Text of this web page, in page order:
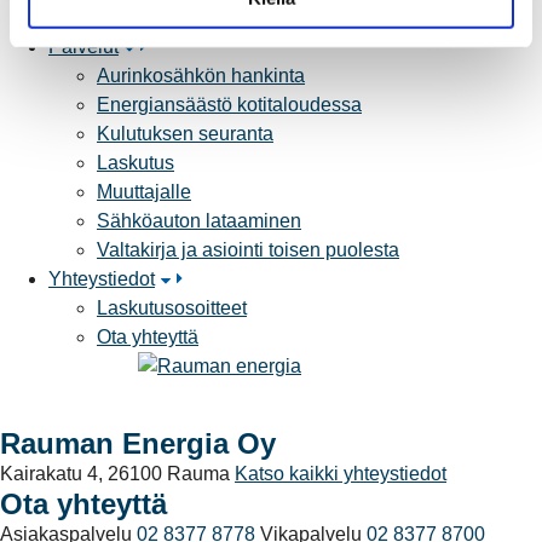
Palvelut
Aurinkosähkön hankinta
Energiansäästö kotitaloudessa
Kulutuksen seuranta
Laskutus
Muuttajalle
Sähköauton lataaminen
Valtakirja ja asiointi toisen puolesta
Yhteystiedot
Laskutusosoitteet
Ota yhteyttä
Rauman Energia Oy
Kairakatu 4, 26100 Rauma Katso kaikki yhteystiedot
Ota yhteyttä
Asiakaspalvelu 02 8377 8778 Vikapalvelu 02 8377 8700